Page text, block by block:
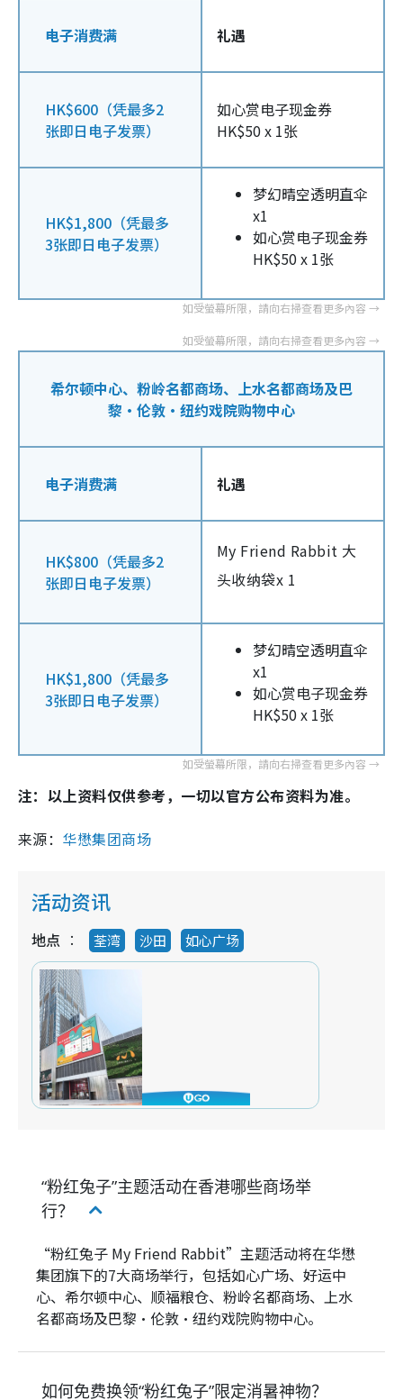
电子消费满 礼遇
HK$600（凭最多2
张即日电子发票）
如心赏电子现金券
HK$50 x 1张
HK$1,800（凭最多
3张即日电子发票）
梦幻晴空透明直伞
x1
如心赏电子现金券
HK$50 x 1张
希尔顿中心、粉岭名都商场、上水名都商场及巴
黎·伦敦·纽约戏院购物中心
电子消费满 礼遇
HK$800（凭最多2
张即日电子发票）
My Friend Rabbit 大
头收纳袋x 1
HK$1,800（凭最多
3张即日电子发票）
梦幻晴空透明直伞
x1
如心赏电子现金券
HK$50 x 1张
注：以上资料仅供参考，一切以官方公布资料为准。
来源： 华懋集团商场
活动资讯
地点 荃湾 沙田 如心广场
“粉红兔子”主题活动在香港哪些商场举
行？
“粉红兔子 My Friend Rabbit”主题活动将在华懋
集团旗下的7大商场举行，包括如心广场、好运中
心、希尔顿中心、顺福粮仓、粉岭名都商场、上水
名都商场及巴黎·伦敦·纽约戏院购物中心。
如何免费换领“粉红兔子”限定消暑神物？